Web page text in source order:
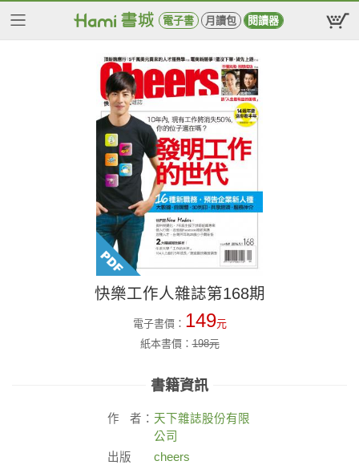
電子書 月讀包 閱讀器
快樂工作人雜誌第168期
電子書價： 149元
紙本書價：198元
書籍資訊
作 者： 天下雜誌股份有限
公司
出版
cheers